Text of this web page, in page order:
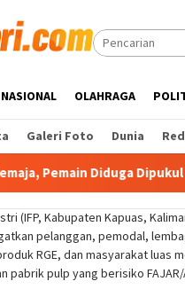
NASIONAL OLAHRAGA
Galeri Foto Dunia
Diduga Dipukul